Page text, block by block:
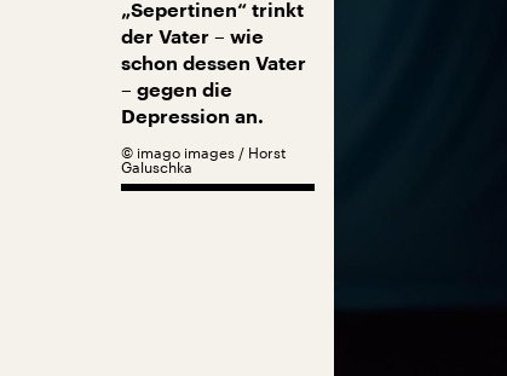
„Sepertinen“ trinkt
der Vater – wie
schon dessen Vater
– gegen die
Depression an.
© imago images / Horst
Galuschka